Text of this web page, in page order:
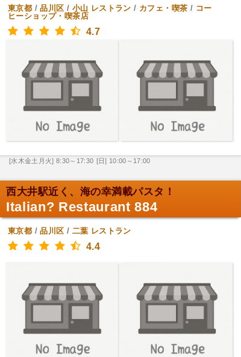
東京都 /品川区 / 小山 レストラン / カフェ・喫茶 / コー
ヒーショップ・喫茶店
4.7
[水木金土月火] 8:30～17:30 [日] 10:00～17:00
西大井駅近く、海の幸満載パスタ！
Italian? Restaurant 884
東京都 /品川区 / 二葉 レストラン
4.4